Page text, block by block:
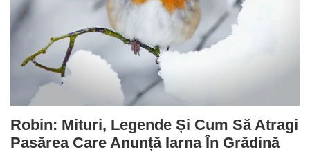
Robin: Mituri, Legende Și Cum Să Atragi
Pasărea Care Anunță Iarna În Grădină